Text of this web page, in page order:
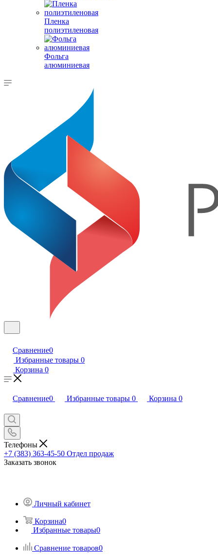
Пленка
полиэтиленовая
Фольга
алюминиевая
Сравнение0
Избранные товары 0
Корзина 0
Сравнение0 Избранные товары 0 Корзина 0
Телефоны
+7 (383) 363-45-50 Отдел продаж
Заказать звонок
Личный кабинет
Корзина0
Избранные товары0
Сравнение товаров0